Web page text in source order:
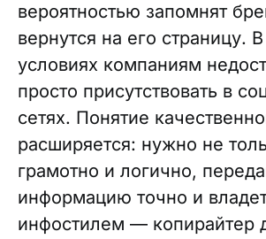
вероятностью запомнят
вернутся на его страницу. В
условиях компаниям
просто присутствовать в
сетях. Понятие
расширяется: нужно не
грамотно и логично,
информацию точно и
инфостилем — копирайтер